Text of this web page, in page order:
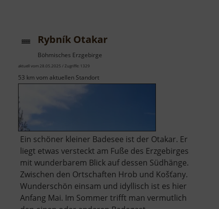
Rybník Otakar
Böhmisches Erzgebirge
aktuell vom 28.05.2025 / Zugriffe: 1329
53 km vom aktuellen Standort
Ein schöner kleiner Badesee ist der Otakar. Er
liegt etwas versteckt am Fuße des Erzgebirges
mit wunderbarem Blick auf dessen Südhänge.
Zwischen den Ortschaften Hrob und Košťany.
Wunderschön einsam und idyllisch ist es hier
Anfang Mai. Im Sommer trifft man vermutlich